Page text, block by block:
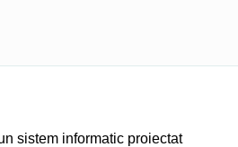
sistem informatic proiectat